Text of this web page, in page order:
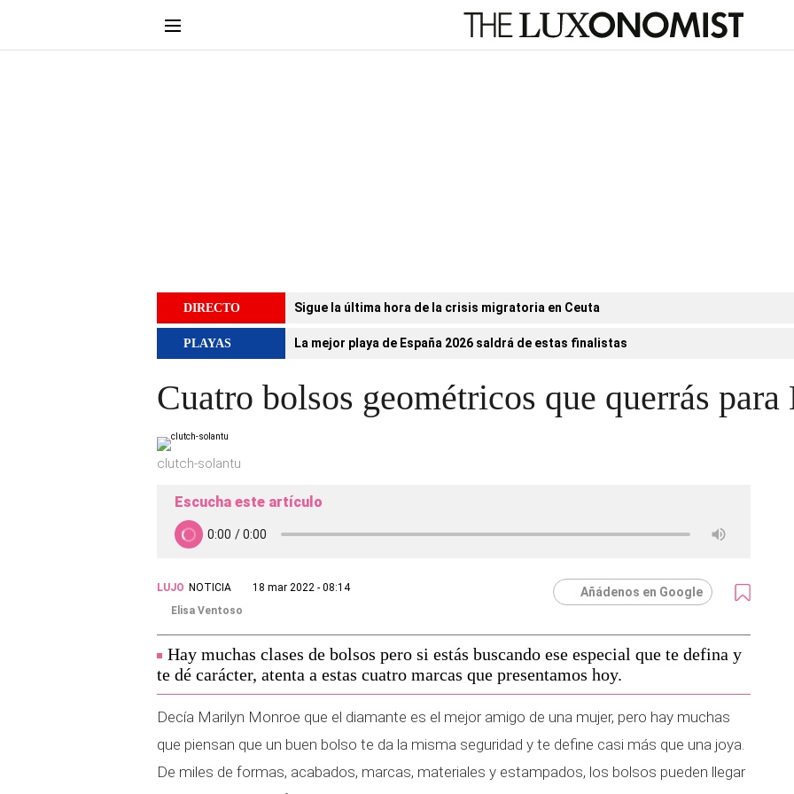
DIRECTO Sigue la última hora de la crisis migratoria en Ceuta
PLAYAS La mejor playa de España 2026 saldrá de estas finalistas
Cuatro bolsos geométricos que querrás
clutch-solantu
Escucha este artículo
LUJO NOTICIA
18 mar 2022 - 08:14
Elisa Ventoso
Añádenos en Google
Hay muchas clases de bolsos pero si estás buscando ese especial que te defina y
te dé carácter, atenta a estas cuatro marcas que presentamos hoy.
Decía Marilyn Monroe que el diamante es el mejor amigo de una mujer, pero hay muchas
que piensan que un buen bolso te da la misma seguridad y te define casi más que una joya.
De miles de formas, acabados, marcas, materiales y estampados, los bolsos pueden llegar